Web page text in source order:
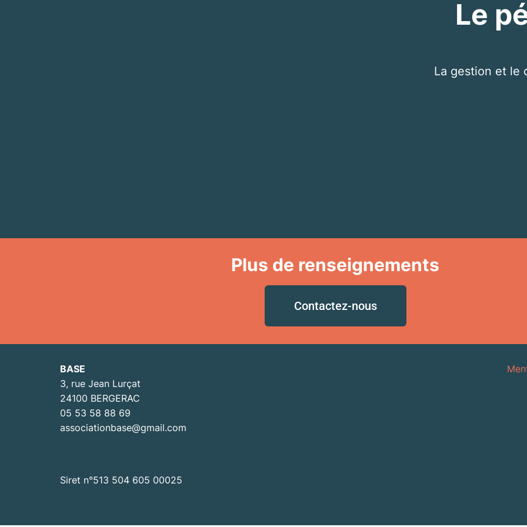
Le
La gestion et le
Plus de renseignements
Contactez-nous
BASE
3, rue Jean Lurçat
24100 BERGERAC
05 53 58 88 69
associationbase@gmail.com
Siret n°513 504 605 00025